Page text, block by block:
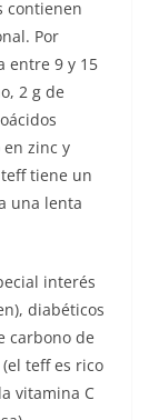
contienen
Por
entre 9 y 15
2 g de
zinc y
tiene un
una lenta
interés
diabéticos
carbono de
teff es rico
vitamina C